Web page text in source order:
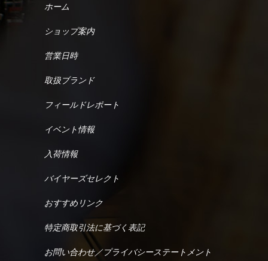
ホーム
ショップ案内
営業日時
取扱ブランド
フィールドレポート
イベント情報
入荷情報
バイヤーズセレクト
おすすめリンク
特定商取引法に基づく表記
お問い合わせ／プライバシーステートメント